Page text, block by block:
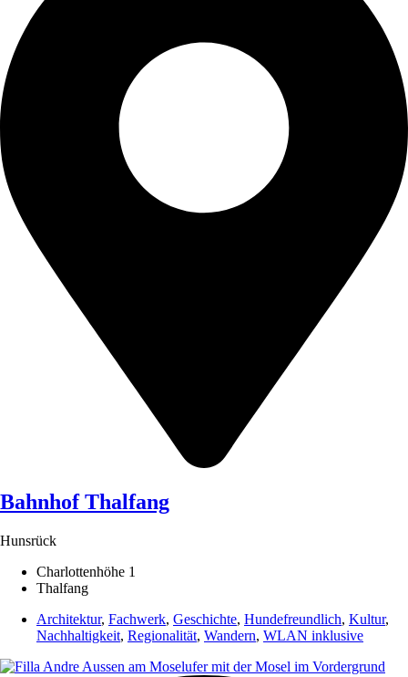
Bahnhof Thalfang
Hunsrück
Charlottenhöhe 1
Thalfang
Architektur, Fachwerk, Geschichte, Hundefreundlich, Kultur,
Nachhaltigkeit, Regionalität, Wandern, WLAN inklusive